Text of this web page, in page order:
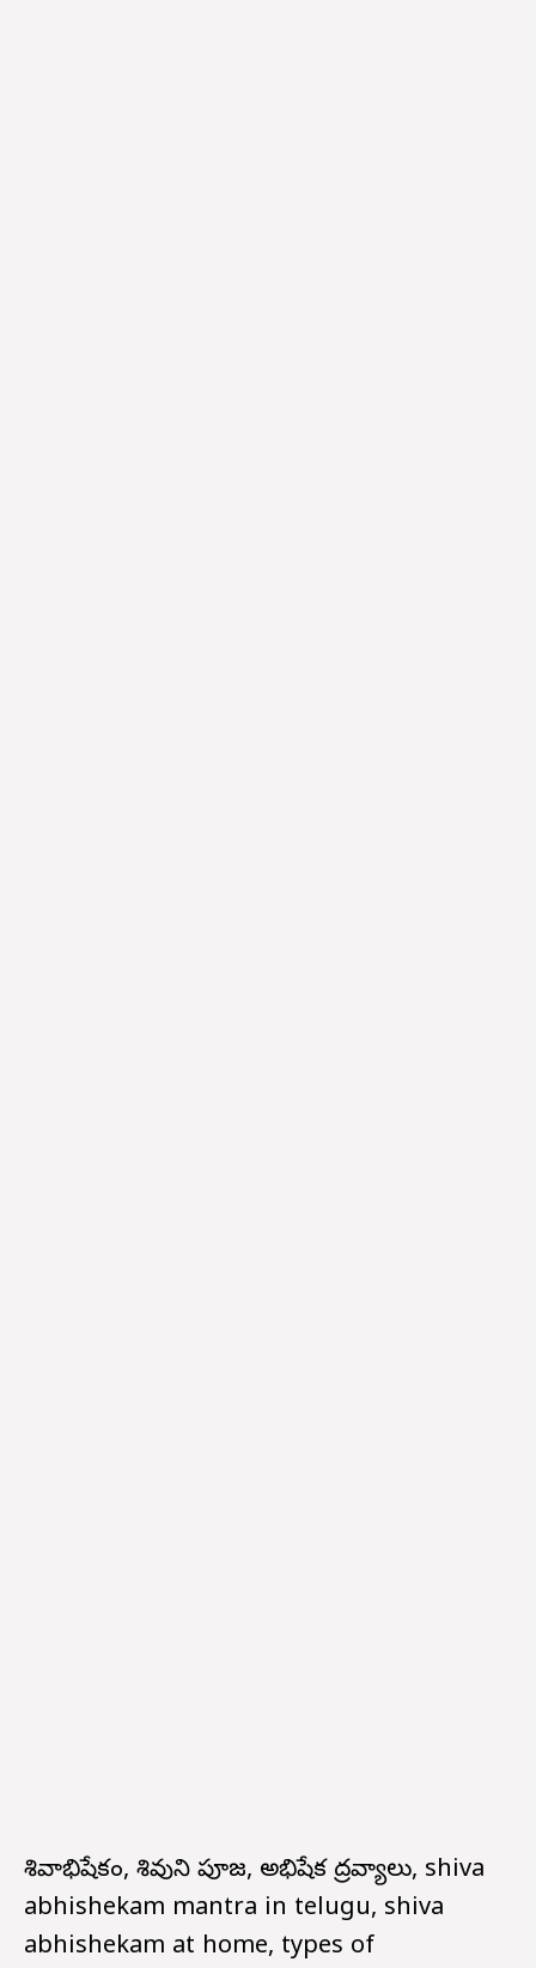
శివాభిషేకం, శివుని పూజ, అభిషేక ద్రవ్యాలు, shiva
abhishekam mantra in telugu, shiva
abhishekam at home, types of